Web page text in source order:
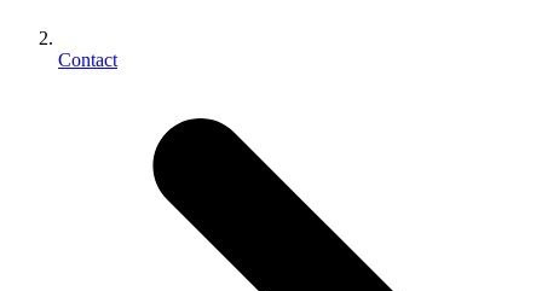
Contact